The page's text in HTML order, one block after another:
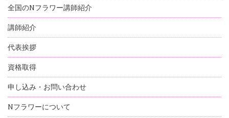
全国のNフラワー講師紹介
講師紹介
代表挨拶
資格取得
申し込み・お問い合わせ
Nフラワーについて